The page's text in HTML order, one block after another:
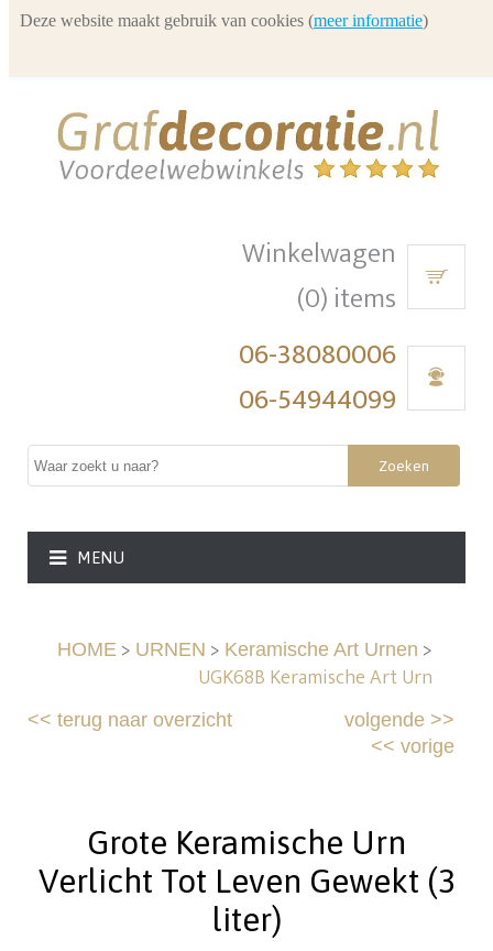
Winkelwagen
(0) items
06-38080006
06-54944099
Zoeken
MENU
HOME> URNEN > Keramische Art Urnen >
UGK68B Keramische Art Urn
<<terug naar overzicht volgende>>
<< vorige
Grote Keramische Urn
Verlicht Tot Leven Gewekt (3
liter)
Deze website maakt gebruik van cookies (meer informatie)